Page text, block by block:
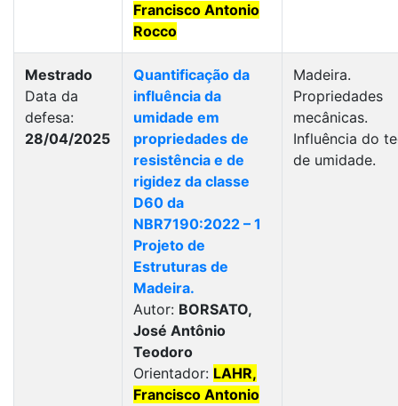
Francisco Antonio
Rocco
Mestrado
Data da
defesa:
28/04/2025
Quantificação da
influência da
umidade em
propriedades de
resistência e de
rigidez da classe
D60 da
NBR7190:2022 – 1
Projeto de
Estruturas de
Madeira.
Autor: BORSATO,
José Antônio
Teodoro
Orientador: LAHR,
Francisco Antonio
Madeira.
Propriedades
mecânicas.
Influência do
de umidade.